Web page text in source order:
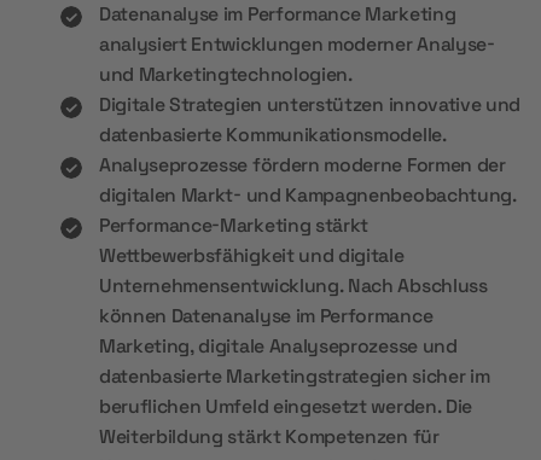
Datenanalyse im Performance Marketing
analysiert Entwicklungen moderner Analyse-
und Marketingtechnologien.
Digitale Strategien unterstützen innovative und
datenbasierte Kommunikationsmodelle.
Analyseprozesse fördern moderne Formen der
digitalen Markt- und Kampagnenbeobachtung.
Performance-Marketing stärkt
Wettbewerbsfähigkeit und digitale
Unternehmensentwicklung. Nach Abschluss
können Datenanalyse im Performance
Marketing, digitale Analyseprozesse und
datenbasierte Marketingstrategien sicher im
beruflichen Umfeld eingesetzt werden. Die
Weiterbildung stärkt Kompetenzen für